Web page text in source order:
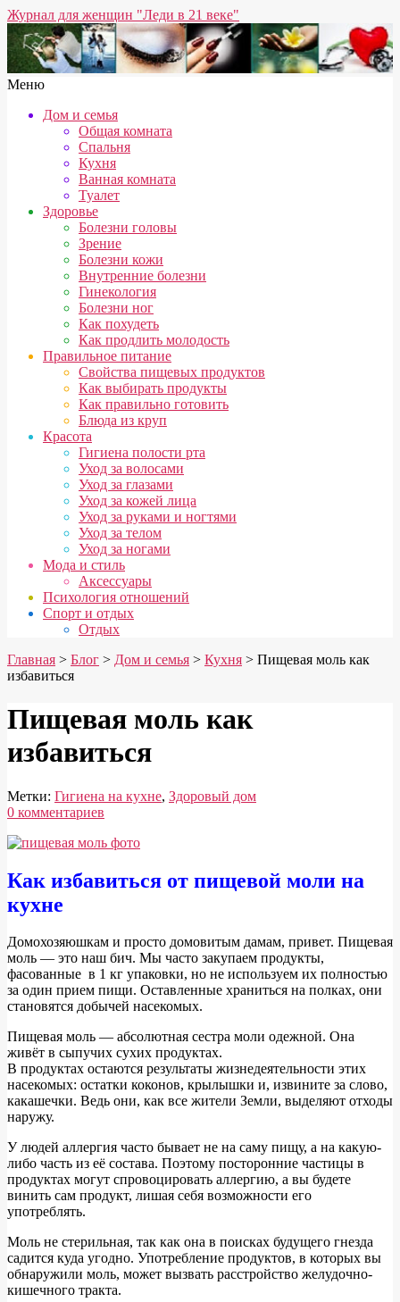
Перейти
содержимому
Журнал для женщин "Леди в 21 веке"
Вторичное
навигации
Меню
Дом и семья
Общая комната
Спальня
Кухня
Ванная комната
Туалет
Здоровье
Болезни головы
Зрение
Болезни кожи
Внутренние болезни
Гинекология
Болезни ног
Как похудеть
Как продлить молодость
Правильное питание
Свойства пищевых продуктов
Как выбирать продукты
Как правильно готовить
Блюда из круп
Красота
Гигиена полости рта
Уход за волосами
Уход за глазами
Уход за кожей лица
Уход за руками и ногтями
Уход за телом
Уход за ногами
Мода и стиль
Аксессуары
Психология отношений
Спорт и отдых
Отдых
Главная > Блог > Дом и семья > Кухня > Пищевая моль как
избавиться
Пищевая моль как
избавиться
Метки: Гигиена на кухне, Здоровый дом
0 комментариев
моль
как
избавиться
Как избавиться от пищевой моли на
кухне
Домохозяюшкам и просто домовитым дамам, привет. Пищевая
моль — это наш бич. Мы часто закупаем продукты,
фасованные в 1 кг упаковки, но не используем их полностью
за один прием пищи. Оставленные храниться на полках, они
становятся добычей насекомых.
Пищевая моль — абсолютная сестра моли одежной. Она
живёт в сыпучих сухих продуктах.
В продуктах остаются результаты жизнедеятельности этих
насекомых: остатки коконов, крылышки и, извините за слово,
какашечки. Ведь они, как все жители Земли, выделяют отходы
наружу.
У людей аллергия часто бывает не на саму пищу, а на какую-
либо часть из её состава. Поэтому посторонние частицы в
продуктах могут спровоцировать аллергию, а вы будете
винить сам продукт, лишая себя возможности его
употреблять.
Моль не стерильная, так как она в поисках будущего гнезда
садится куда угодно. Употребление продуктов, в которых вы
обнаружили моль, может вызвать расстройство желудочно-
кишечного тракта.